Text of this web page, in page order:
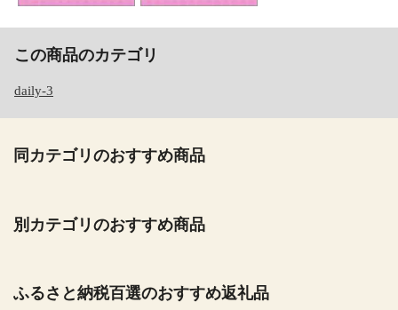
この商品のカテゴリ
daily-3
同カテゴリのおすすめ商品
別カテゴリのおすすめ商品
ふるさと納税百選のおすすめ返礼品